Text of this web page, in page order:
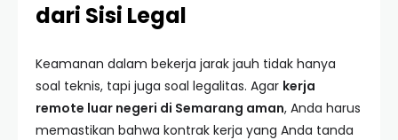
dari Sisi Legal
Keamanan dalam bekerja jarak jauh tidak hanya
soal teknis, tapi juga soal legalitas. Agar kerja
remote luar negeri di Semarang aman, Anda harus
memastikan bahwa kontrak kerja yang Anda tanda